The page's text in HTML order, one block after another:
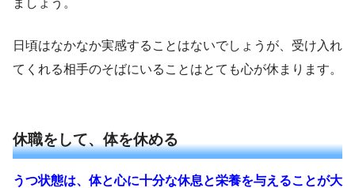
日頃はなかなか実感することはないでしょうが、受け入れ
てくれる相手のそばにいることはとても心が休まります。
休職をして、体を休める
うつ状態は、体と心に十分な休息と栄養を与えることが大